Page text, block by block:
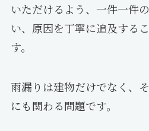
いただけるよう、一件一件
い、原因を丁寧に追及する
す。
雨漏りは建物だけでなく、
にも関わる問題です。